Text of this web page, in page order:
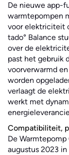
De nieuwe app-
warmtepompen
voor elektriciteit
tado° Balance
over de
past het gebruik
voorverwarmd
worden
verlaagt de
werkt met
Compatibiliteit,
De
augustus 2023